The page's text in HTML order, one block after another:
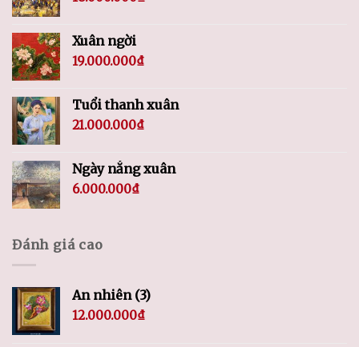
Xuân ngời
19.000.000₫
Tuổi thanh xuân
21.000.000₫
Ngày nắng xuân
6.000.000₫
Đánh giá cao
An nhiên (3)
12.000.000₫